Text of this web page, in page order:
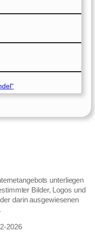
unterliegen
Bilder, Logos und
darin ausgewiesenen